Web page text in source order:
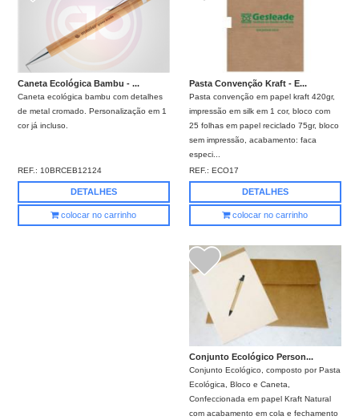
Caneta Ecológica Bambu - ...
Caneta ecológica bambu com detalhes
de metal cromado. Personalização em 1
cor já incluso.
REF.: 10BRCEB12124
DETALHES
colocar no carrinho
Pasta Convenção Kraft - E...
Pasta convenção em papel kraft 420gr,
impressão em silk em 1 cor, bloco com
25 folhas em papel reciclado 75gr, bloco
sem impressão, acabamento: faca
especi...
REF.:ECO17
DETALHES
colocar no carrinho
Conjunto Ecológico Person...
Conjunto Ecológico, composto por Pasta
Ecológica, Bloco e Caneta,
Confeccionada em papel Kraft Natural
com acabamento em cola e fechamento